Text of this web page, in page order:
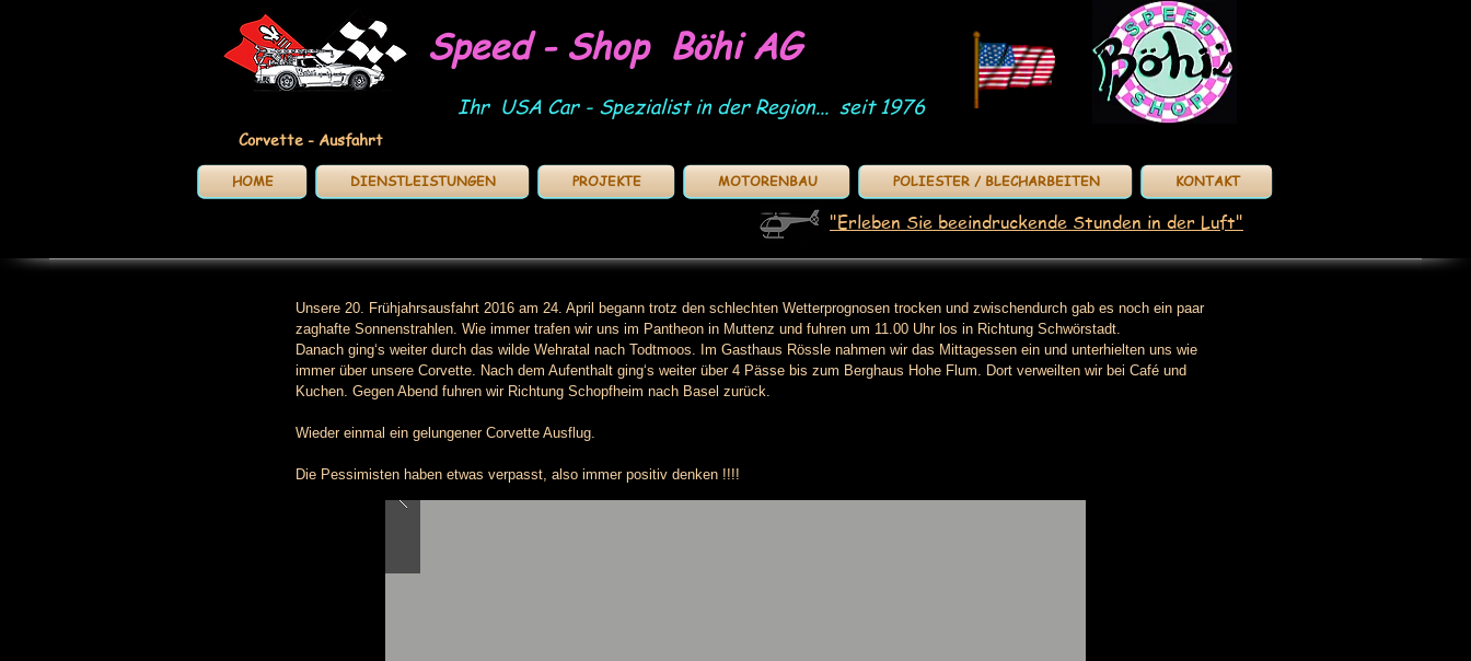
Speed - Shop Böhi AG
Ihr USA Car - Spezialist in der Region... seit 1976
Corvette - Ausfahrt
HOME DIENSTLEISTUNGEN PROJEKTE MOTORENBAU POLIESTER / BLECHARBEITEN KONTAKT
"Erleben Sie beeindruckende Stunden in der Luft"
Unsere 20. Frühjahrsausfahrt 2016 am 24. April begann trotz den schlechten Wetterprognosen trocken und zwischendurch gab es noch ein paar
zaghafte Sonnenstrahlen. Wie immer trafen wir uns im Pantheon in Muttenz und fuhren um 11.00 Uhr los in Richtung Schwörstadt.
Danach ging‘s weiter durch das wilde Wehratal nach Todtmoos. Im Gasthaus Rössle nahmen wir das Mittagessen ein und unterhielten uns wie
immer über unsere Corvette. Nach dem Aufenthalt ging‘s weiter über 4 Pässe bis zum Berghaus Hohe Flum. Dort verweilten wir bei Café und
Kuchen. Gegen Abend fuhren wir Richtung Schopfheim nach Basel zurück.
Wieder einmal ein gelungener Corvette Ausflug.
Die Pessimisten haben etwas verpasst, also immer positiv denken !!!!